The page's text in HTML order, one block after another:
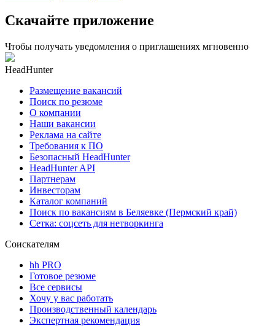
Скачайте приложение
Чтобы получать уведомления о приглашениях мгновенно
HeadHunter
Размещение вакансий
Поиск по резюме
О компании
Наши вакансии
Реклама на сайте
Требования к ПО
Безопасный HeadHunter
HeadHunter API
Партнерам
Инвесторам
Каталог компаний
Поиск по вакансиям в Беляевке (Пермский край)
Сетка: соцсеть для нетворкинга
Соискателям
hh PRO
Готовое резюме
Все сервисы
Хочу у вас работать
Производственный календарь
Экспертная рекомендация